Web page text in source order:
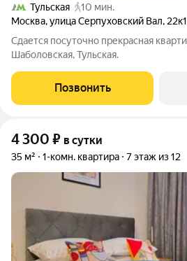
Тульская
10 мин.
Москва,улица Серпуховский Вал, 22к1
Сдается посуточно прекрасная
Шаболовская, Тульская.
Позвонить
4 300 ₽ в сутки
35 м² 1-комн. квартира 7 этаж из 12